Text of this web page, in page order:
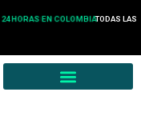
24 HORAS EN COLOMBIATODAS LAS